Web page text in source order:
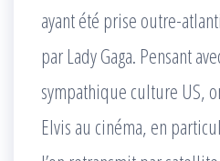
ayant été prise outre-
par Lady Gaga. Pensant
sympathique culture US,
Elvis au cinéma, en